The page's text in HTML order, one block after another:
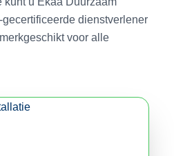
dienstverlener
voor alle